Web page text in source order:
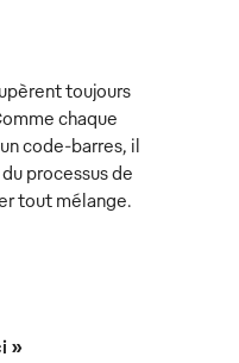
toujours
chaque
code-barres, il
processus de
tout mélange.
»